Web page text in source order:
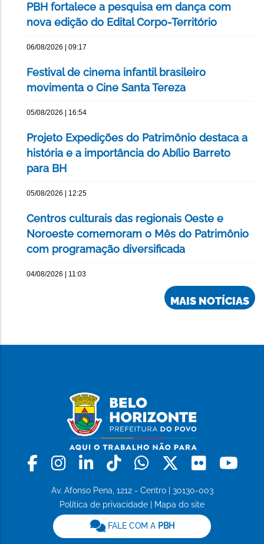
PBH fortalece a pesquisa em dança com
nova edição do Edital Corpo-Território
06/08/2026 | 09:17
Festival de cinema infantil brasileiro
movimenta o Cine Santa Tereza
05/08/2026 | 16:54
Projeto Expedições do Patrimônio destaca a
história e a importância do Abílio Barreto
para BH
05/08/2026 | 12:25
Centros culturais das regionais Oeste e
Noroeste comemoram o Mês do Patrimônio
com programação diversificada
04/08/2026 | 11:03
MAIS NOTÍCIAS
Facebook
Instagram
LinkedinTiktokWhatsapp
X Flickr
Av. Afonso Pena, 1212 - Centro | 30130-003
Política de privacidade
Mapa do site
FALE COM A PBH